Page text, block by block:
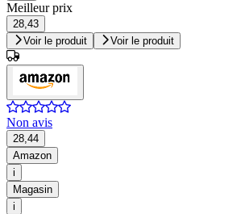
Meilleur prix
28,43
Voir le produit
Voir le produit
Non avis
28,44
Amazon
i
Magasin
i